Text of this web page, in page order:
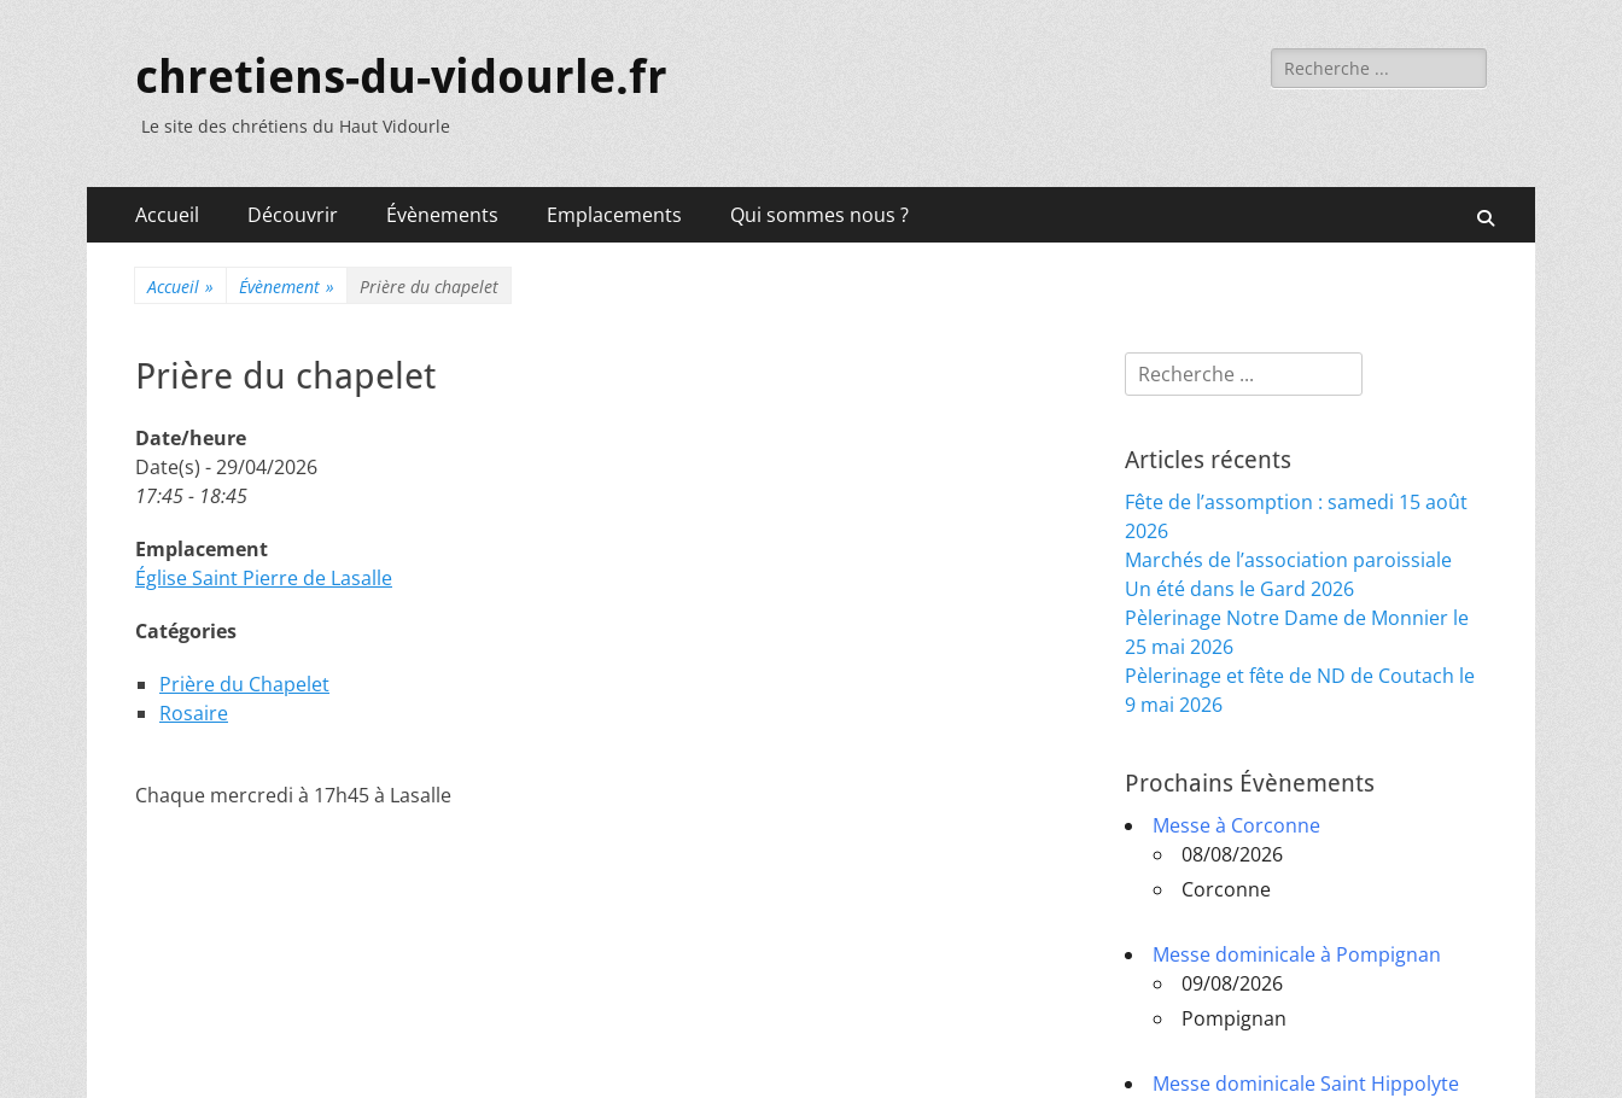
chretiens-du-vidourle.fr
Le site des chrétiens du Haut Vidourle
Rechercher :
Menu
principal
Accueil Découvrir Évènements Emplacements Qui sommes nous ?
Accueil » Évènement » Prière du chapelet
Prière du chapelet
Date/heure
Date(s) - 29/04/2026
17:45 - 18:45
Emplacement
Église Saint Pierre de Lasalle
Catégories
Prière du Chapelet
Rosaire
Chaque mercredi à 17h45 à Lasalle
Rechercher :
Articles récents
Fête de l’assomption : samedi 15 août
2026
Marchés de l’association paroissiale
Un été dans le Gard 2026
Pèlerinage Notre Dame de Monnier le
25 mai 2026
Pèlerinage et fête de ND de Coutach le
9 mai 2026
Prochains Évènements
Messe à Corconne
08/08/2026
Corconne
Messe dominicale à Pompignan
09/08/2026
Pompignan
Messe dominicale Saint Hippolyte